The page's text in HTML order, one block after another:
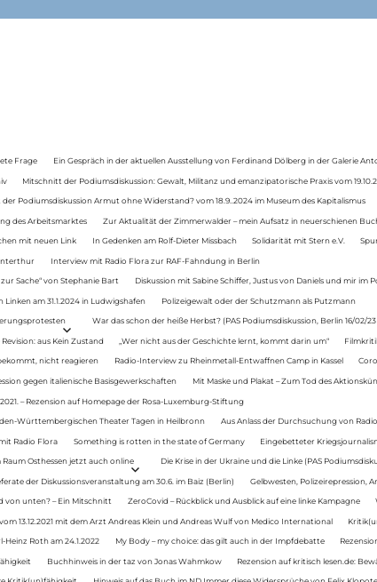
Frage Ein Gespräch in der aktuellen Ausstellung von Ferdinand Dölberg in der Galerie
Mitschnitt der Podiumsdiskussion: Gewalt, Militanz und emanzipatorische Praxis vom
Podiumsdiskussion Armut ohne Widerstand? vom 18.9..2024 im Museum des Kapitalismus
des Arbeitsmarktes Zur Aktualität der Zimmerwalder – mein Aufsatz in neuerschienen
mit neuen Link In Gedenken am Rolf-Dieter Missbach Solidarität mit Stern e.V.
Interview mit Radio Flora zur RAF-Fahndung in Berlin
Sache“ von Stephanie Bart Diskussion mit Sabine Schiffer, Justus von Daniels und mir im
am 31.1.2024 in Ludwigshafen Polizeigewalt oder der Schutzmann als Putzmann
War das schon der heiße Herbst? (PAS Podiumsdiskussion, Berlin 16/02/23
aus Kein Zustand „Wer nicht aus der Geschichte lernt, kommt darin um“
nicht reagieren Radio-Interview zu Rheinmetall-Entwaffnen Camp in Kassel
gegen italienische Basisgewerkschaften Mit Maske und Plakat – Zum Tod des
– Rezension auf Homepage der Rosa-Luxemburg-Stiftung
Württembergischen Theater Tagen in Heilbronn Aus Anlass der Durchsuchung von
Radio Flora Something is rotten in the state of Germany Eingebetteter
Osthessen jetzt auch online Die Krise in der Ukraine und die Linke (PAS
der Diskussionsveranstaltung am 30.6. im Baiz (Berlin) Gelbwesten, Polizeirepression,
von unten? – Ein Mitschnitt ZeroCovid – Rückblick und Ausblick auf eine linke Kampagne
13.12.2021 mit dem Arzt Andreas Klein und Andreas Wulf von Medico International
Roth am 24.1.2022 My Body – my choice: das gilt auch in der Impfdebatte
Buchhinweis in der taz von Jonas Wahmkow Rezension auf kritisch lesen.de: